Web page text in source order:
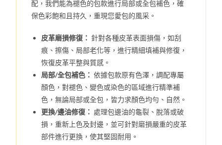
配，我們能為褪色的包款進行局部或全包補色，確
保色彩飽和且持久，重現您愛包的風采。
皮革磨損修復： 針對各種皮革表面損傷，如刮
痕、擦傷、局部老化等，進行精細填補與修復，
恢復皮革平整與質感。
局部/全包補色： 依據包款原有色澤，調配專屬
顏色，對褪色、變色或染色的區域進行精準補
色，無論局部或全包，皆力求顏色均勻、自然。
更換/邊油修復： 處理包邊油的龜裂、脫落或破
損，重新上色及封邊，並可針對磨損嚴重的皮革
部件進行更換，使其堅固耐用。